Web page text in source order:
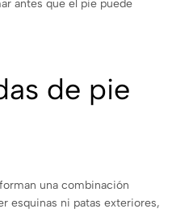
antes que el pie puede
de pie
una combinación
esquinas ni patas exteriores,